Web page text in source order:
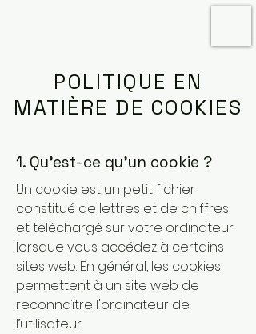
POLITIQUE EN
MATIÈRE DE COOKIES
1. Qu'est-ce qu'un cookie ?
Un cookie est un petit fichier
constitué de lettres et de chiffres
et téléchargé sur votre ordinateur
lorsque vous accédez à certains
sites web. En général, les cookies
permettent à un site web de
reconnaître l'ordinateur de
l’utilisateur.